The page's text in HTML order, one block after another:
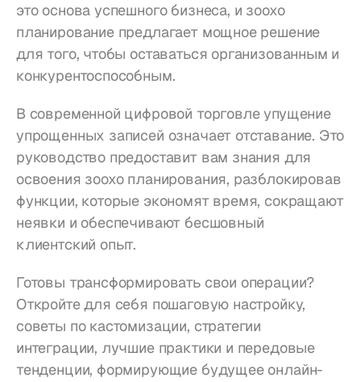
это основа успешного бизнеса, и зоохо
планирование предлагает мощное решение
для того, чтобы оставаться организованным и
конкурентоспособным.
В современной цифровой торговле упущение
упрощенных записей означает отставание. Это
руководство предоставит вам знания для
освоения зоохо планирования, разблокировав
функции, которые экономят время, сокращают
неявки и обеспечивают бесшовный
клиентский опыт.
Готовы трансформировать свои операции?
Откройте для себя пошаговую настройку,
советы по кастомизации, стратегии
интеграции, лучшие практики и передовые
тенденции, формирующие будущее онлайн-